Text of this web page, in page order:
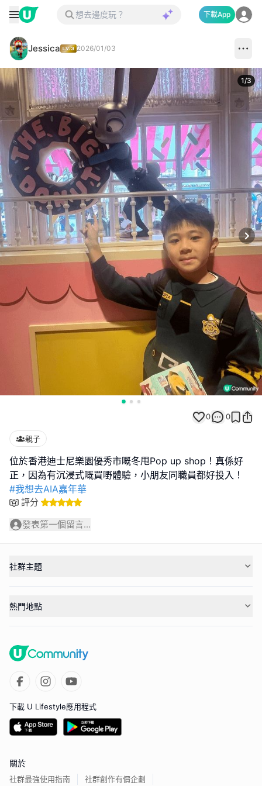
下載App
Jessica 2026/01/03
1/3
0 0
親子
位於香港迪士尼樂園優秀市嘅冬甩Pop up shop！真係好
#我想去AIA嘉年華
評分
發表第一個留言...
社群主題
熱門地點
下載 U Lifestyle應用程式
關於
社群最強使用指南 社群創作有價企劃